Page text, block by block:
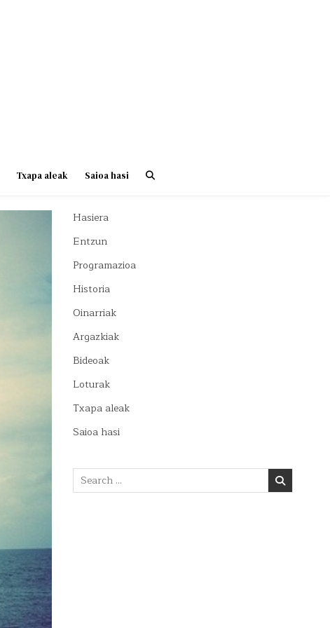
Txapa aleak Saioa hasi
Hasiera
Entzun
Programazioa
Historia
Oinarriak
Argazkiak
Bideoak
Loturak
Txapa aleak
Saioa hasi
Search
for: